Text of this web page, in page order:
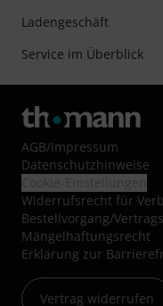
Ladengeschäft
Service im Überblick
AGB/Impressum
Datenschutzhinweise
Widerrufsrecht für
Bestellvorgang/
Mängelhaftungsrecht
Erklärung zur
Vertrag widerrufen